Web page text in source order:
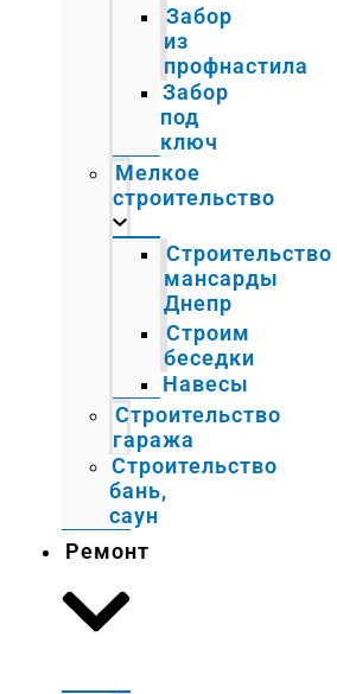
Забор
из
профнастила
Забор
под
ключ
Мелкое
строительство
Строительство
мансарды
Днепр
Строим
беседки
Навесы
Строительство
гаража
Строительство
бань,
саун
Ремонт